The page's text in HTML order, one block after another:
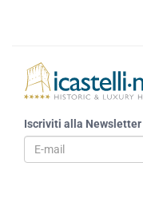
Iscriviti alla Newsletter